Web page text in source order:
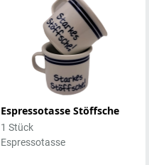
Espressotasse Stöffsche
1 Stück
Espressotasse